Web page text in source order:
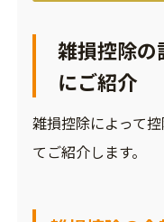
雑損控除の
にご紹介
雑損控除によって
てご紹介します。